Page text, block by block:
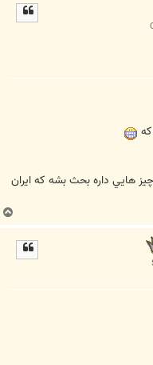
هايي داره بحث بشه که ايران